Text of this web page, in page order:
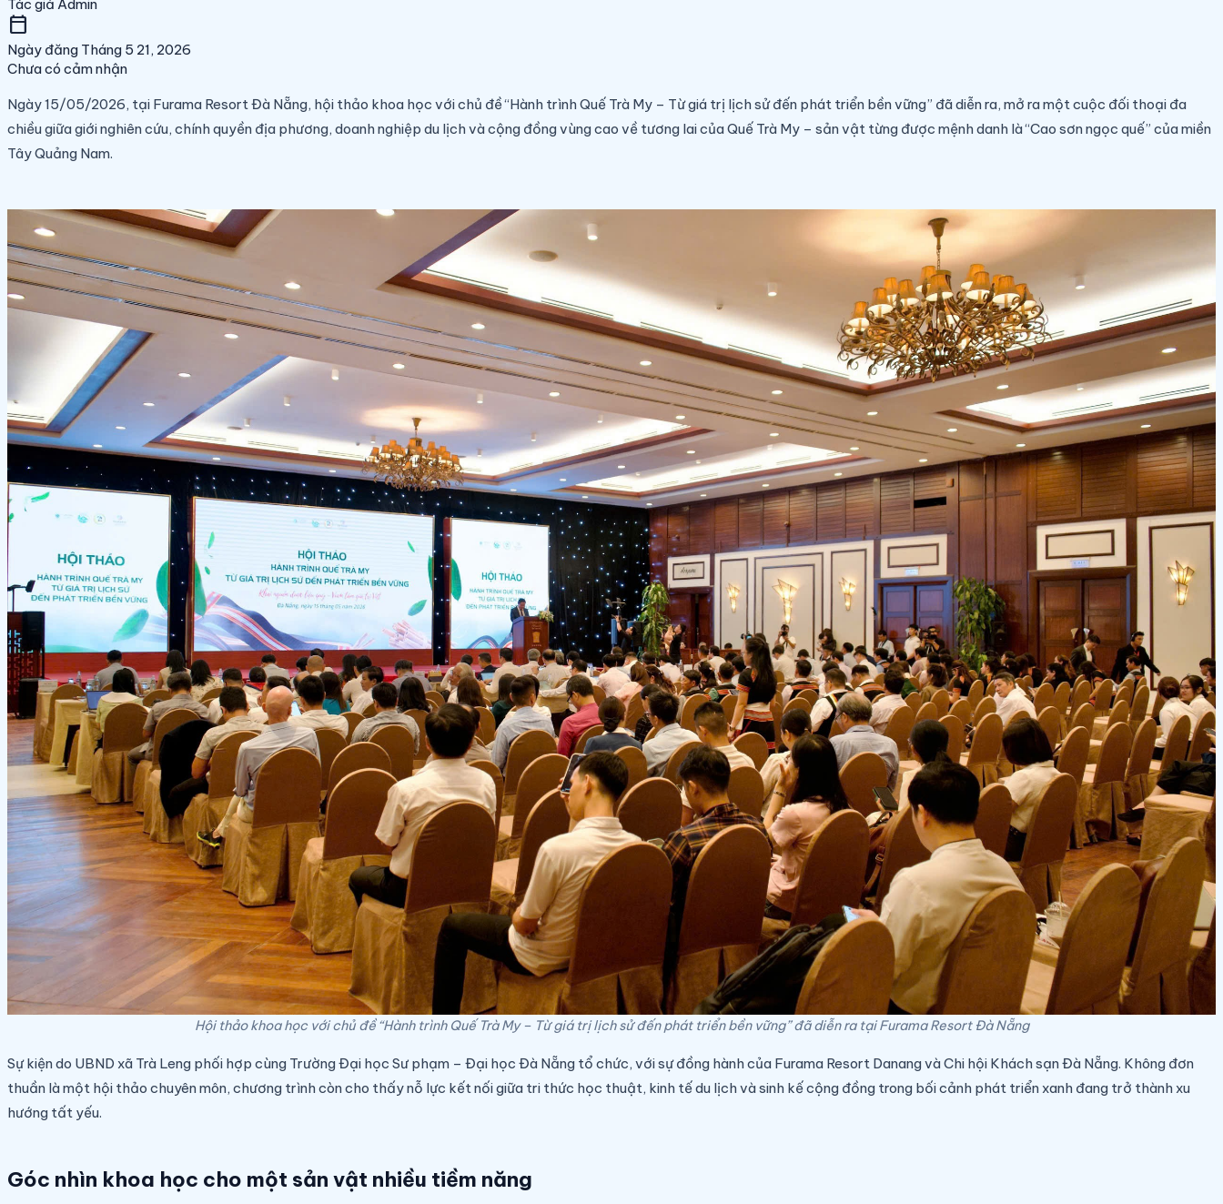
Tác giả Admin
calendar_today
Ngày đăng Tháng 5 21, 2026
Chưa có cảm nhận
Ngày 15/05/2026, tại Furama Resort Đà Nẵng, hội thảo khoa học với chủ đề“Hành trình Quế Trà My – Từ giá trị lịch sử đến phát triển bền vững” đã diễn ra, mở ra một cuộc đối thoại đa
chiều giữa giới nghiên cứu, chính quyền địa phương, doanh nghiệp du lịch và cộng đồng vùng cao về tương lai của Quế Trà My – sản vật từng được mệnh danh là “Cao sơn ngọc quế” của miền
Tây Quảng Nam.
Hội thảo khoa học với chủ đề “Hành trình Quế Trà My – Từ giá trị lịch sử đến phát triển bền vững” đã diễn ra tại Furama Resort Đà Nẵng
Sự kiện do UBND xã Trà Leng phối hợp cùng Trường Đại học Sư phạm – Đại học Đà Nẵng tổ chức, với sự đồng hành của Furama Resort Danang và Chi hội Khách sạn Đà Nẵng. Không đơn
thuần là một hội thảo chuyên môn, chương trình còn cho thấy nỗ lực kết nối giữa tri thức học thuật, kinh tế du lịch và sinh kế cộng đồng trong bối cảnh phát triển xanh đang trở thành xu
hướng tất yếu.
Góc nhìn khoa học cho một sản vật nhiều tiềm năng